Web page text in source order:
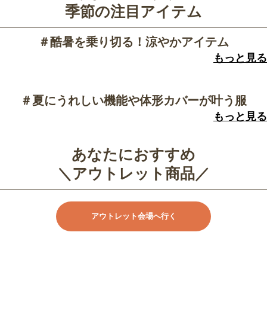
季節の注目アイテム
＃酷暑を乗り切る！涼やかアイテム
もっと見る
＃夏にうれしい機能や体形カバーが叶う服
もっと見る
あなたにおすすめ
＼アウトレット商品／
アウトレット会場へ行く